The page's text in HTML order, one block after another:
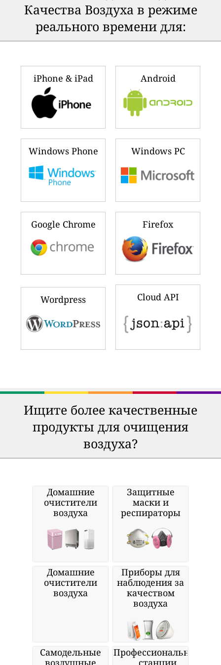
Качества Воздуха в режиме
реального времени для:
iPhone & iPad Android
Windows Phone Windows PC
Google Chrome Firefox
Wordpress Cloud API
Ищите более качественные
продукты для очищения
воздуха?
Домашние
очистители
воздуха
Защитные
маски и
респираторы
Домашние
очистители
воздуха
Приборы для
наблюдения за
качеством
воздуха
Самодельные
воздушные
Профессиональные
станции